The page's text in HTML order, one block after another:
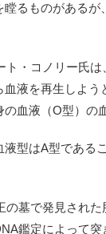
るものがあるが
・コノリー氏
液を再生しよ
血液（O型）の
型はA型である
墓で発見され
鑑定によって突